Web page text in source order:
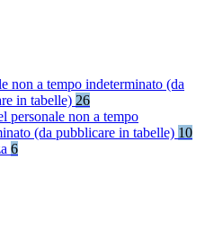
non a tempo indeterminato (da
in tabelle) 26
personale non a tempo
(da pubblicare in tabelle) 10
6